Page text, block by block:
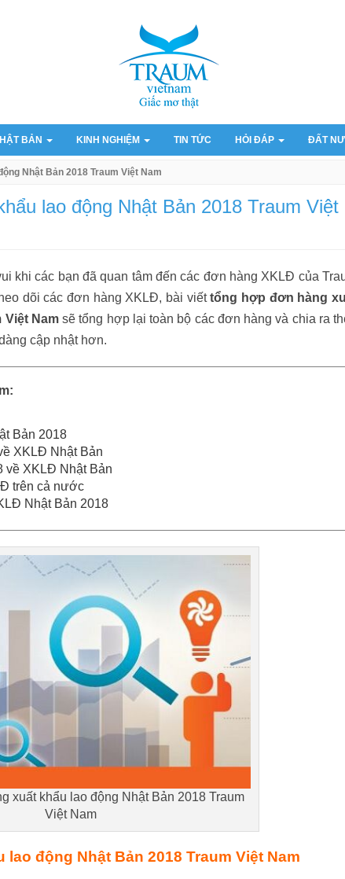
BẢN KINH NGHIỆM TIN TỨC HỎI ĐÁP ĐẤT
Nhật Bản 2018 Traum Việt Nam
lao động Nhật Bản 2018 Traum Việt
khi các bạn đã quan tâm đến các đơn hàng XKLĐ của
dõi các đơn hàng XKLĐ, bài viếttổng hợp đơn hàng
Việt Namsẽ tổng hợp lại toàn bộ các đơn hàng và chia ra
cập nhật hơn.
Bản 2018
XKLĐ Nhật Bản
về XKLĐ Nhật Bản
trên cả nước
Nhật Bản 2018
xuất khẩu lao động Nhật Bản 2018 Traum
Việt Nam
động Nhật Bản 2018 Traum Việt Nam